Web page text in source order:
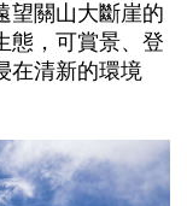
望關山大斷崖的
態，可賞景、登
在清新的環境